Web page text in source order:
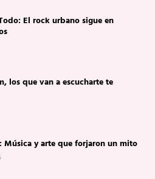
El rock urbano sigue en
los que van a escucharte te
Música y arte que forjaron un mito